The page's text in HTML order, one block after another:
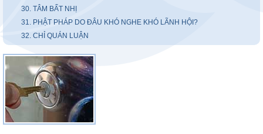
30. TÂM BẤT NHỊ
31. PHẬT PHÁP DO ĐÂU KHÓ NGHE KHÓ LÃNH HỘI?
32. CHỈ QUÁN LUẬN